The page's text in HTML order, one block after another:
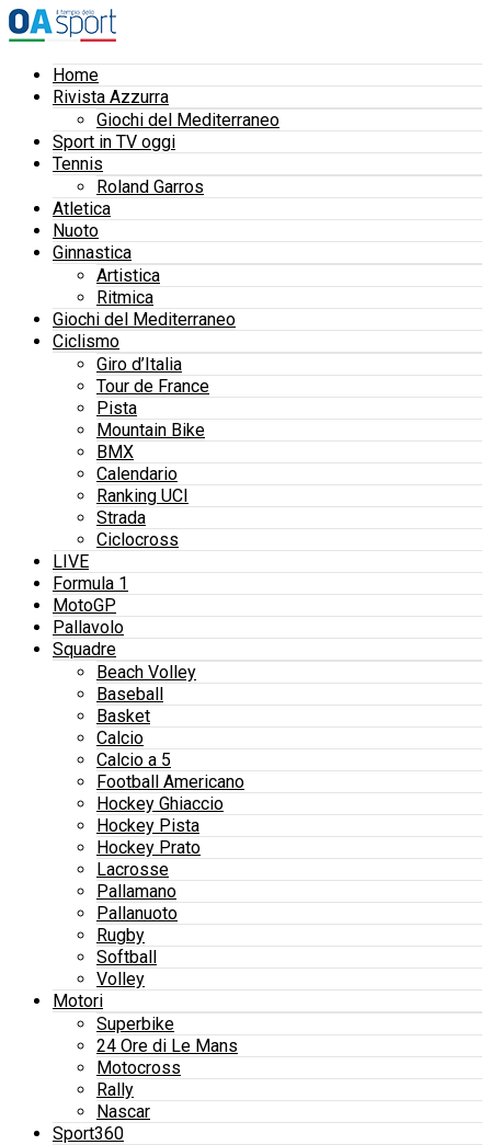
Home
Rivista Azzurra
Giochi del Mediterraneo
Sport in TV oggi
Tennis
Roland Garros
Atletica
Nuoto
Ginnastica
Artistica
Ritmica
Giochi del Mediterraneo
Ciclismo
Giro d’Italia
Tour de France
Pista
Mountain Bike
BMX
Calendario
Ranking UCI
Strada
Ciclocross
LIVE
Formula 1
MotoGP
Pallavolo
Squadre
Beach Volley
Baseball
Basket
Calcio
Calcio a 5
Football Americano
Hockey Ghiaccio
Hockey Pista
Hockey Prato
Lacrosse
Pallamano
Pallanuoto
Rugby
Softball
Volley
Motori
Superbike
24 Ore di Le Mans
Motocross
Rally
Nascar
Sport360